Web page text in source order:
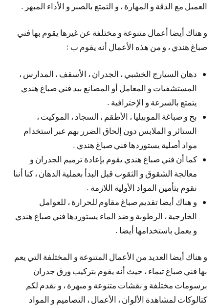
العميل مع الدقة و المهارة ، و التمتع بالصبر و الأداء المبهر .
و هناك أيضا أعمال متنوعة و مختلفة عن غيرها يقوم بها فني
صباغ هندي ، و من هذه الأعمال أنه يقوم ب :
دهان السيارج الخشبي ، الجدران ، الأسقف ، المدارس ،
المستشفيات و المعامل أو المصانع بيد فني صباغ هندي
يتمتع بالسرعة و الإحترافية .
بخ و صباغة الموبيليا ، الأطقم ، السجاد ، الموكيت ،
الستائر و الملابس دون إلحاق الضرر بهم عبر استخدام
مواد أصلية يستوردها فني صباغ هندي .
كما أن فني صباغ هندي يقوم بإعادة ترميم الجدران و
معالجة الشقوق و الثقوب قبل البدأ بعملية الدهان ، كنا أننا
نقوم بتأمين المواد الأولية اللازمة .
و هناك أيضا تقديم صباغ مقاوم للحرارة ، للعوامل
الخارجية ، الرطوبة و ضد الماء يستوردها فني صباغ هندي
و يعمل باستخدامها أيضا .
و هناك أيضا العديد من الأعمال المتنوعة و المختلفة التي يعم
بها فني صباغ تيماء ، حيث أنه يقوم بتركيب ورق جدران
برسومات مختلفة و نقشات متنوعة و مبهرة ، و نقدم لكم
كتالوكات لمشاهدة الألوان ، الأعمال ، التصاميم و المواد